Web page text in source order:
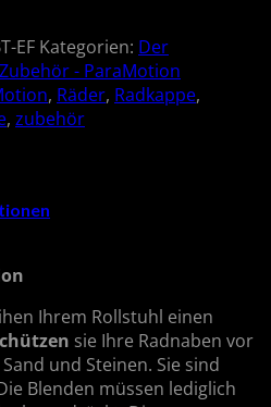
EF Kategorien: Der
- ParaMotion
, Räder, Radkappe,
, zubehör
Ihrem Rollstuhl einen
sie Ihre Radnaben vor
und Steinen. Sie sind
Blenden müssen lediglich